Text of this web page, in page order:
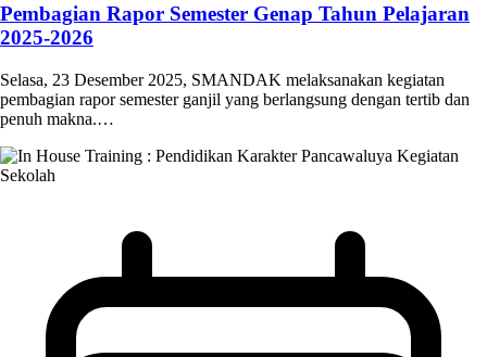
Pembagian Rapor Semester Genap Tahun Pelajaran
2025-2026
Selasa, 23 Desember 2025, SMANDAK melaksanakan kegiatan
pembagian rapor semester ganjil yang berlangsung dengan tertib dan
penuh makna.…
Kegiatan
Sekolah